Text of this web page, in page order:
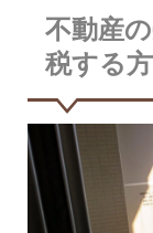
不動産
税する